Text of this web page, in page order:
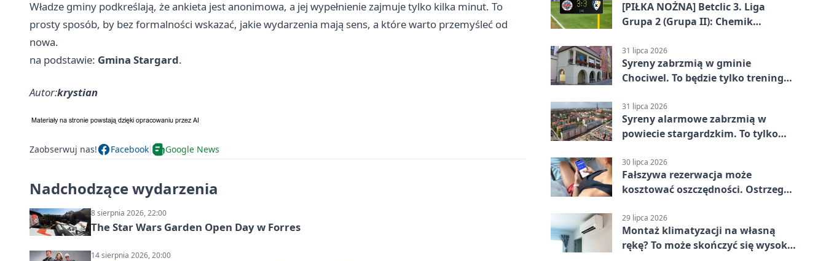
Władze gminy podkreślają, że ankieta jest anonimowa, a jej wypełnienie zajmuje tylko kilka minut. To
prosty sposób, by bez formalności wskazać, jakie wydarzenia mają sens, a które warto przemyśleć od
nowa.
na podstawie: Gmina Stargard.
Autor:krystian
Zaobserwuj nas! Facebook Google News
Nadchodzące wydarzenia
8 sierpnia 2026, 22:00
The Star Wars Garden Open Day w Forres
14 sierpnia 2026, 20:00
[PIŁKA NOŻNA] Betclic 3. Liga
Grupa 2 (Grupa II): Chemik
Stargard 3:3
31 lipca 2026
Syreny zabrzmią w gminie
Chociwel. To będzie tylko trening
31 lipca 2026
Syreny alarmowe zabrzmią w
powiecie stargardzkim. To tylko
30 lipca 2026
Fałszywa rezerwacja może
kosztować oszczędności. Ostrzega
29 lipca 2026
Montaż klimatyzacji na własną
rękę? To może skończyć się wysoką